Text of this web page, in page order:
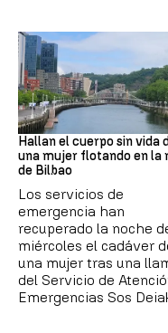
BILBAO
Hallan el cuerpo sin vida
una mujer flotando en la
de Bilbao
Los servicios de
emergencia han
recuperado la noche
miércoles el cadáver
una mujer tras una
del Servicio de
Emergencias Sos